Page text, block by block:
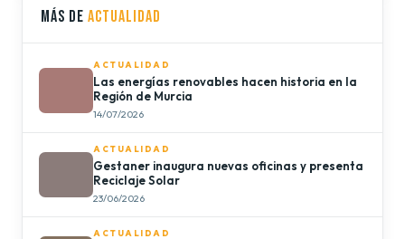
MÁS DE ACTUALIDAD
ACTUALIDAD
Las energías renovables hacen historia en la
Región de Murcia
14/07/2026
ACTUALIDAD
Gestaner inaugura nuevas oficinas y presenta
Reciclaje Solar
23/06/2026
ACTUALIDAD